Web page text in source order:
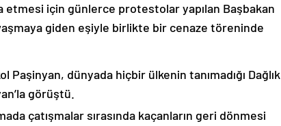
etmesi için günlerce protestolar yapılan Başbakan
giden eşiyle birlikte bir cenaze töreninde
Paşinyan, dünyada hiçbir ülkenin tanımadığı Dağlık
görüştü.
çatışmalar sırasında kaçanların geri dönmesi